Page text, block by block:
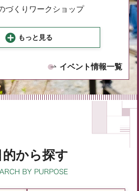
づくりワークショップ
もっと見る
イベント情報一覧
的から探す